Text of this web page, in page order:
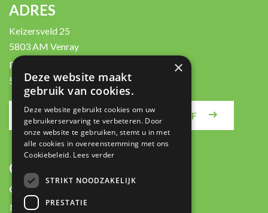
ADRES
Keizersveld 25
5803 AM Venray
Postbus 450
5800 AL Venray
MELD JE AAN VOOR DE NIEUWSBRIEF
CONTACT
Openingstijden:
Ma-Do:
8:00 - 17:30
×
Deze website maakt
gebruik van cookies.
Deze website gebruikt cookies om uw
gebruikerservaring te verbeteren. Door
onze website te gebruiken, stemt u in met
alle cookies in overeenstemming met ons
Cookiebeleid. Lees verder
STRIKT NOODZAKELIJK
PRESTATIE